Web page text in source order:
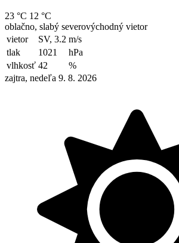
23 °C 12 °C
oblačno, slabý severovýchodný vietor
vietor
SV, 3.2 m/s
tlak
1021
hPa
vlhkosť 42
%
zajtra, nedeľa 9. 8. 2026